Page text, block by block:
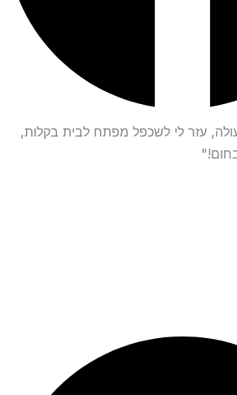
עזר לי לשכפל מפתח לבית בקלות,